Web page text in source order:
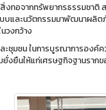
ทอจากทรัพยากรธรรมชาติ
บและนวัตกรรมมาพัฒนาผลิ
วงกว้าง
ะชุมชน ในการบูรณาการอง
ยืนให้แก่เศรษฐกิจฐานรากข